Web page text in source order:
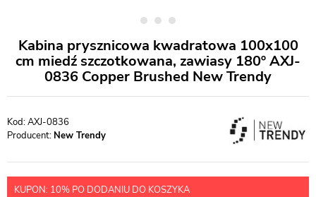
Kabina prysznicowa kwadratowa 100x100
cm miedź szczotkowana, zawiasy 180º AXJ-
0836 Copper Brushed New Trendy
AXJ-0836
Producent: New Trendy
KUPON: 10% PO DODANIU DO KOSZYKA